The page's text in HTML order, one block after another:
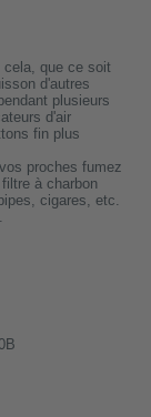
que ce soit
d'autres
plusieurs
d'air
fin plus
proches fumez
à charbon
cigares, etc.